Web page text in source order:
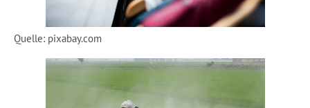
Quelle: pixabay.com